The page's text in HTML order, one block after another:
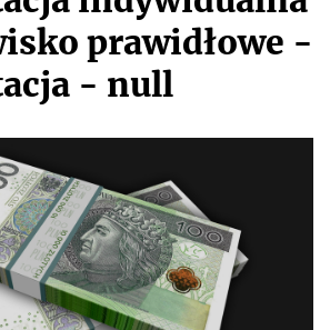
prawidłowe -
- null